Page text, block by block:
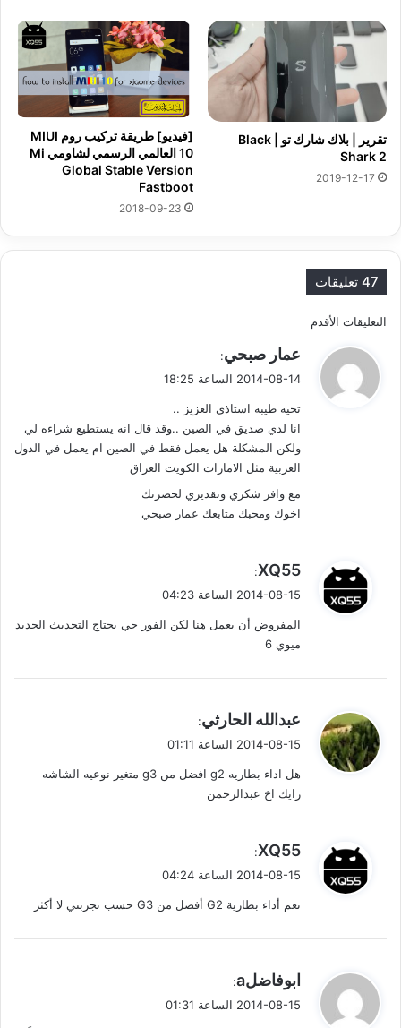
تقرير | بلاك شارك تو | Black
Shark 2
2019-12-17
[فيديو] طريقة تركيب روم MIUI
10 العالمي الرسمي لشاومي Mi
Global Stable Version
Fastboot
2018-09-23
47 تعليقات
ت
ص
فّ
ت
التعليقات الأقدم
ي
ل
عمار صبحي:
2014-08-14 الساعة 18:25
تحية طيبة استاذي العزيز ..
انا لدي صديق في الصين ..وقد قال انه يستطيع شراءه لي
ولكن المشكلة هل يعمل فقط في الصين ام يعمل في الدول
العربية مثل الامارات الكويت العراق
مع وافر شكري وتقديري لحضرتك
اخوك ومحبك متابعك عمار صبحي
ي
ل
XQ55
:
2014-08-15 الساعة 04:23
المفروض أن يعمل هنا لكن الفور جي يحتاج التحديث الجديد
ميوي 6
ي
ل
عبدالله الحارثي:
2014-08-15 الساعة 01:11
هل اداء بطاريه g2 افضل من g3 متغير نوعيه الشاشه
رايك اخ عبدالرحمن
ي
ل
XQ55
:
2014-08-15 الساعة 04:24
نعم أداء بطارية G2 أفضل من G3 حسب تجربتي لا أكثر
يابوفاضلa
:
2014-08-15 الساعة 01:31